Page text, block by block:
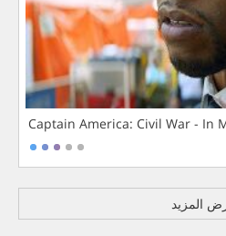
Captain America: Civil War - In
المزيد